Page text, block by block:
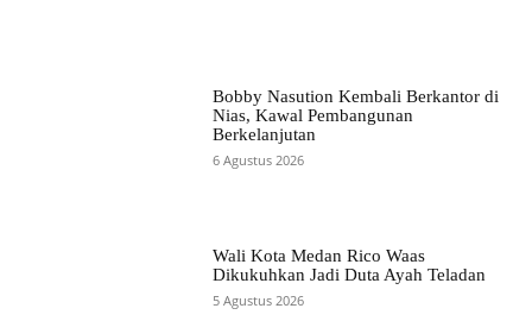
Bobby Nasution Kembali Berkantor di
Nias, Kawal Pembangunan
Berkelanjutan
6 Agustus 2026
Wali Kota Medan Rico Waas
Dikukuhkan Jadi Duta Ayah Teladan
5 Agustus 2026